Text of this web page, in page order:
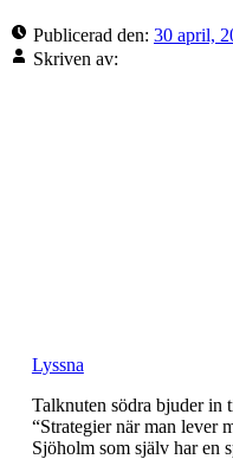
Publicerad den: 30 april,
Skriven av:
Lyssna
Talknuten södra bjuder in
“Strategier när man lever
Sjöholm som själv har en